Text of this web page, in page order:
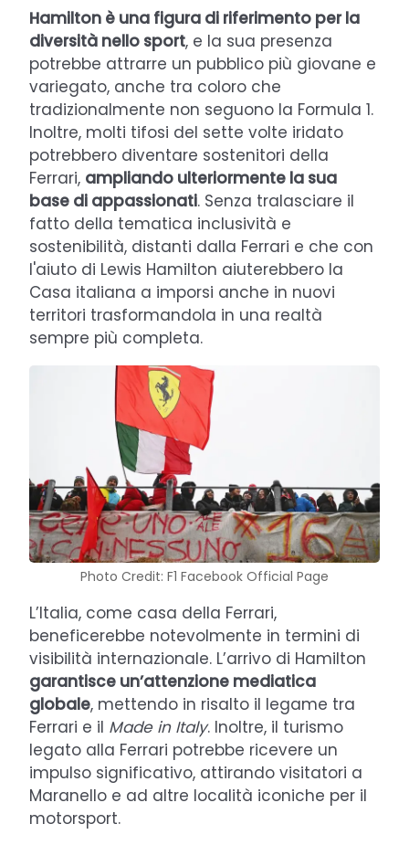
Hamilton è una figura di riferimento per la
diversità nello sport, e la sua presenza
potrebbe attrarre un pubblico più giovane e
variegato, anche tra coloro che
tradizionalmente non seguono la Formula 1.
Inoltre, molti tifosi del sette volte iridato
potrebbero diventare sostenitori della
Ferrari, ampliando ulteriormente la sua
base di appassionati. Senza tralasciare il
fatto della tematica inclusività e
sostenibilità, distanti dalla Ferrari e che con
l'aiuto di Lewis Hamilton aiuterebbero la
Casa italiana a imporsi anche in nuovi
territori trasformandola in una realtà
sempre più completa.
Photo Credit: F1 Facebook Official Page
L’Italia, come casa della Ferrari,
beneficerebbe notevolmente in termini di
visibilità internazionale. L’arrivo di Hamilton
garantisce un’attenzione mediatica
globale, mettendo in risalto il legame tra
Ferrari e il Made in Italy. Inoltre, il turismo
legato alla Ferrari potrebbe ricevere un
impulso significativo, attirando visitatori a
Maranello e ad altre località iconiche per il
motorsport.